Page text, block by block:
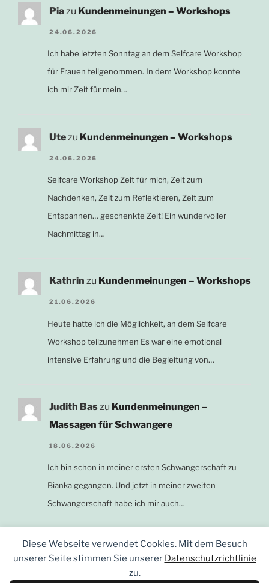
Diese Webseite verwendet Cookies. Mit dem Besuch
unserer Seite stimmen Sie unserer Datenschutzrichtlinie
zu.
Pia zu Kundenmeinungen – Workshops
24.06.2026
Ich habe letzten Sonntag an dem Selfcare Workshop
für Frauen teilgenommen. In dem Workshop konnte
ich mir Zeit für mein…
Ute zu Kundenmeinungen – Workshops
24.06.2026
Selfcare Workshop Zeit für mich, Zeit zum
Nachdenken, Zeit zum Reflektieren, Zeit zum
Entspannen… geschenkte Zeit! Ein wundervoller
Nachmittag in…
Kathrin zu Kundenmeinungen – Workshops
21.06.2026
Heute hatte ich die Möglichkeit, an dem Selfcare
Workshop teilzunehmen Es war eine emotional
intensive Erfahrung und die Begleitung von…
Judith Baszu Kundenmeinungen –
Massagen für Schwangere
18.06.2026
Ich bin schon in meiner ersten Schwangerschaft zu
Bianka gegangen. Und jetzt in meiner zweiten
Schwangerschaft habe ich mir auch…